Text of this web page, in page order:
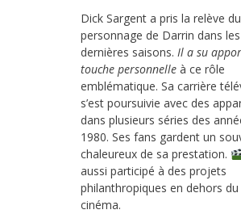
Dick Sargent a pris la relève du
personnage de Darrin dans les
dernières saisons. Il a su
touche personnelle à ce rôle
emblématique. Sa carrière
s’est poursuivie avec des
dans plusieurs séries des
1980. Ses fans gardent un
chaleureux de sa prestation.
aussi participé à des projets
philanthropiques en dehors du
cinéma.